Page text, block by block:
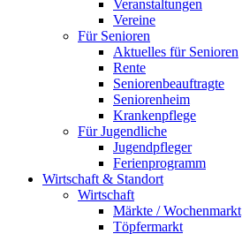
Veranstaltungen
Vereine
Für Senioren
Aktuelles für Senioren
Rente
Seniorenbeauftragte
Seniorenheim
Krankenpflege
Für Jugendliche
Jugendpfleger
Ferienprogramm
Wirtschaft & Standort
Wirtschaft
Märkte / Wochenmarkt
Töpfermarkt